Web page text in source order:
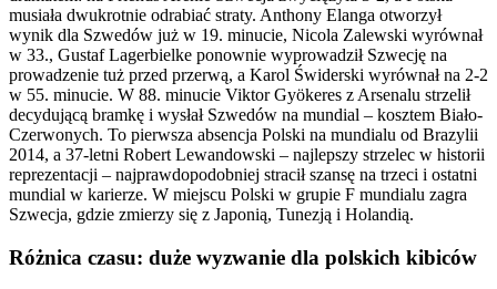
musiała dwukrotnie odrabiać straty. Anthony Elanga otworzył
wynik dla Szwedów już w 19. minucie, Nicola Zalewski wyrównał
w 33., Gustaf Lagerbielke ponownie wyprowadził Szwecję na
prowadzenie tuż przed przerwą, a Karol Świderski wyrównał na 2-2
w 55. minucie. W 88. minucie Viktor Gyökeres z Arsenalu strzelił
decydującą bramkę i wysłał Szwedów na mundial – kosztem Biało-
Czerwonych. To pierwsza absencja Polski na mundialu od Brazylii
2014, a 37-letni Robert Lewandowski – najlepszy strzelec w historii
reprezentacji – najprawdopodobniej stracił szansę na trzeci i ostatni
mundial w karierze. W miejscu Polski w grupie F mundialu zagra
Szwecja, gdzie zmierzy się z Japonią, Tunezją i Holandią.
Różnica czasu: duże wyzwanie dla polskich kibiców